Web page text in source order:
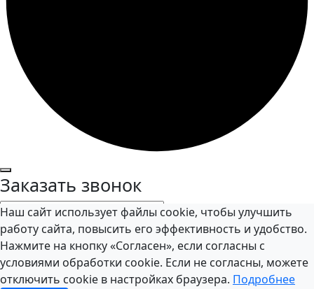
Наш сайт использует файлы cookie, чтобы улучшить
работу сайта, повысить его эффективность и удобство.
Нажмите на кнопку «Согласен», если согласны с
условиями обработки cookie. Если не согласны, можете
отключить cookie в настройках браузера. Подробнее
Заказать звонок
Я даю согласие на обработку персональных данных в
соответствии сПолитикой конфиденциальности